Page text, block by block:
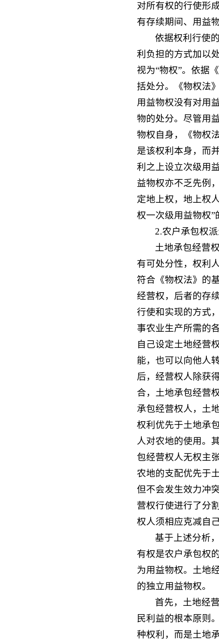
对所有权的行使形
有存续期间、用益
依据权利行使
利负担的方式加以
视为“物权”。依据
括处分。《物权法
用益物权没有对用
物的处分。尽管用
物权自身，《物权
是该权利本身，而
利之上设立次级用
益物权亦不乏先例
定地上权，地上权
权一次级用益物权
2.农户承包权
土地承包经营
有可处分性，权利
符合《物权法》的
经营权，后者的存
行使和实现的方式
事农业生产所需的
自己设定土地经营
能，也可以向他人
后，经营权人除获
合，土地承包经营
承包经营权人，土
权利优先于土地承
人对农地的使用。
包经营权人无权主
农地的支配优先于
但不会发生效力冲
营权行使进行了分
权人须相应克减自
基于上述分析
有权是农户承包权
为用益物权。土地
的独立用益物权。
首先，土地经
民利益的根本原则
种权利，而是土地